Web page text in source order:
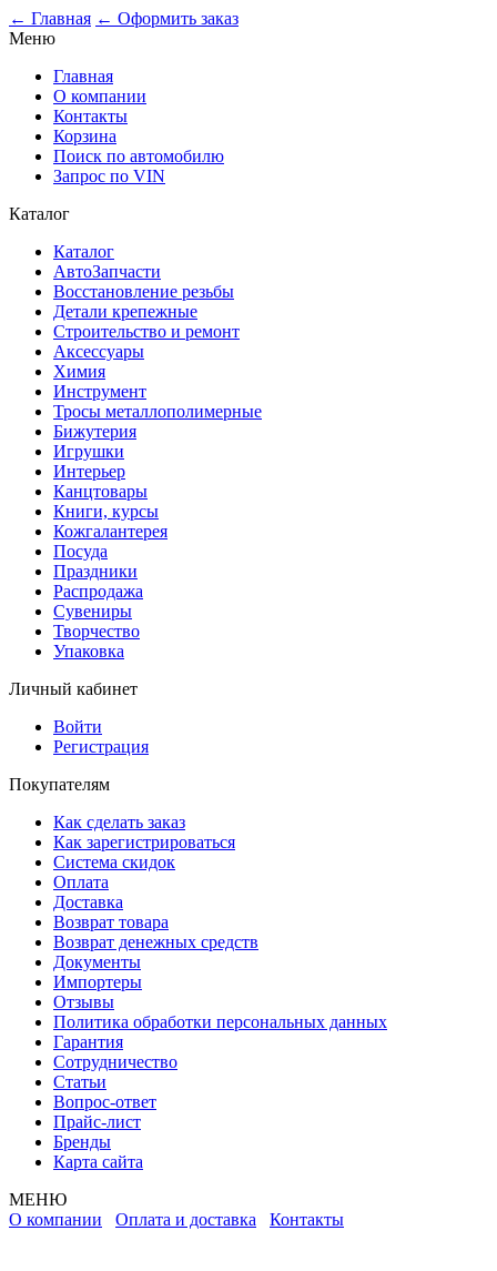
← Главная ← Оформить заказ
Меню
Главная
О компании
Контакты
Корзина
Поиск по автомобилю
Запрос по VIN
Каталог
Каталог
АвтоЗапчасти
Восстановление резьбы
Детали крепежные
Строительство и ремонт
Аксессуары
Химия
Инструмент
Тросы металлополимерные
Бижутерия
Игрушки
Интерьер
Канцтовары
Книги, курсы
Кожгалантерея
Посуда
Праздники
Распродажа
Сувениры
Творчество
Упаковка
Личный кабинет
Войти
Регистрация
Покупателям
Как сделать заказ
Как зарегистрироваться
Система скидок
Оплата
Доставка
Возврат товара
Возврат денежных средств
Документы
Импортеры
Отзывы
Политика обработки персональных данных
Гарантия
Сотрудничество
Статьи
Вопрос-ответ
Прайс-лист
Бренды
Карта сайта
МЕНЮ
О компании Оплата и доставка Контакты